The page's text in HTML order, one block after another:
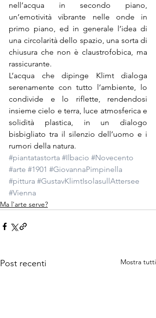
nell’acqua in secondo piano,
un’emotività vibrante nelle onde in
primo piano, ed in generale l’idea di
una circolarità dello spazio, una sorta di
chiusura che non è claustrofobica, ma
rassicurante.
L’acqua che dipinge Klimt dialoga
serenamente con tutto l’ambiente, lo
condivide e lo riflette, rendendosi
insieme cielo e terra, luce atmosferica e
solidità plastica, in un dialogo
bisbigliato tra il silenzio dell’uomo e i
rumori della natura.
#piantatastorta #Ilbacio #Novecento
#arte #1901 #GiovannaPimpinella
#pittura #GustavKlimtIsolasullAttersee
#Vienna
Ma l'arte serve?
Post recenti Mostra tutti